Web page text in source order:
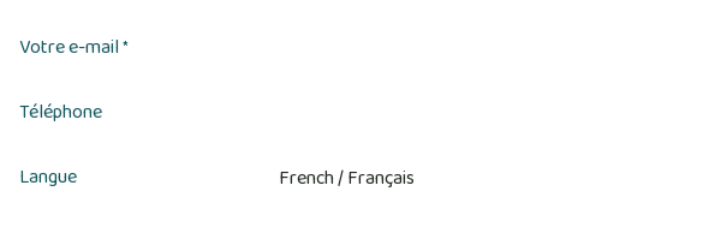
Votre e-mail*
Téléphone
Langue